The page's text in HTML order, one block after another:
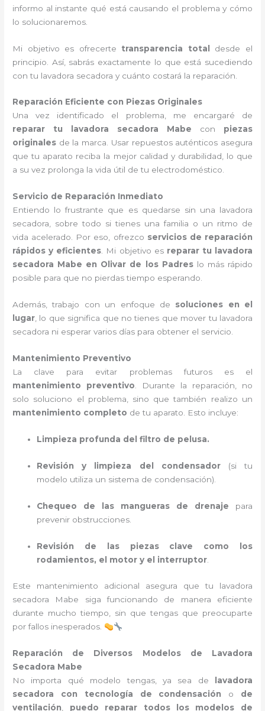
informo al instante qué está causando el problema y cómo
lo solucionaremos.
Mi objetivo es ofrecerte transparencia total desde el
principio. Así, sabrás exactamente lo que está sucediendo
con tu lavadora secadora y cuánto costará la reparación.
Reparación Eficiente con Piezas Originales
Una vez identificado el problema, me encargaré de
reparar tu lavadora secadora Mabe con piezas
originales de la marca. Usar repuestos auténticos asegura
que tu aparato reciba la mejor calidad y durabilidad, lo que
a su vez prolonga la vida útil de tu electrodoméstico.
Servicio de Reparación Inmediato
Entiendo lo frustrante que es quedarse sin una lavadora
secadora, sobre todo si tienes una familia o un ritmo de
vida acelerado. Por eso, ofrezco servicios de reparación
rápidos y eficientes. Mi objetivo es reparar tu lavadora
secadora Mabe en Olivar de los Padreslo más rápido
posible para que no pierdas tiempo esperando.
Además, trabajo con un enfoque de soluciones en el
lugar , lo que significa que no tienes que mover tu lavadora
secadora ni esperar varios días para obtener el servicio.
Mantenimiento Preventivo
La clave para evitar problemas futuros es el
mantenimiento preventivo . Durante la reparación, no
solo soluciono el problema, sino que también realizo un
mantenimiento completo de tu aparato. Esto incluye:
Limpieza profunda del filtro de pelusa.
Revisión y limpieza del condensador(si tu
modelo utiliza un sistema de condensación).
Chequeo de las mangueras de drenaje para
prevenir obstrucciones.
Revisión de las piezas clave como los
rodamientos, el motor y el interruptor
Este mantenimiento adicional asegura que tu lavadora
secadora Mabe siga funcionando de manera eficiente
durante mucho tiempo, sin que tengas que preocuparte
por fallos inesperados.
Reparación de Diversos Modelos de Lavadora
Secadora Mabe
No importa qué modelo tengas, ya sea de
lavadora
secadora con tecnología de condensación o de
ventilación, puedo reparar todos los modelos de